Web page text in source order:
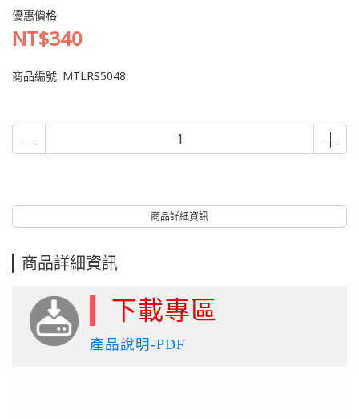
優惠價格
NT$340
商品編號: MTLRS5048
商品詳細資訊
商品詳細資訊
下載專區
產品說明-PDF